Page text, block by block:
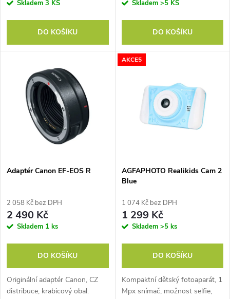
o
u
o
d
Skladem 3 KS
DO KOŠÍKU
Skladem >5 KS
DO KOŠÍKU
Adaptér Canon EF-EOS R
2 058 Kč bez DPH
2 490 Kč
Skladem 1 ks
DO KOŠÍKU
Originální adaptér Canon, CZ
distribuce, krabicový obal.
AKCE5
AGFAPHOTO Realikids Cam 2
Blue
1 074 Kč bez DPH
1 299 Kč
Skladem >5 ks
DO KOŠÍKU
Kompaktní dětský fotoaparát, 1
Mpx snímač, možnost selfie,